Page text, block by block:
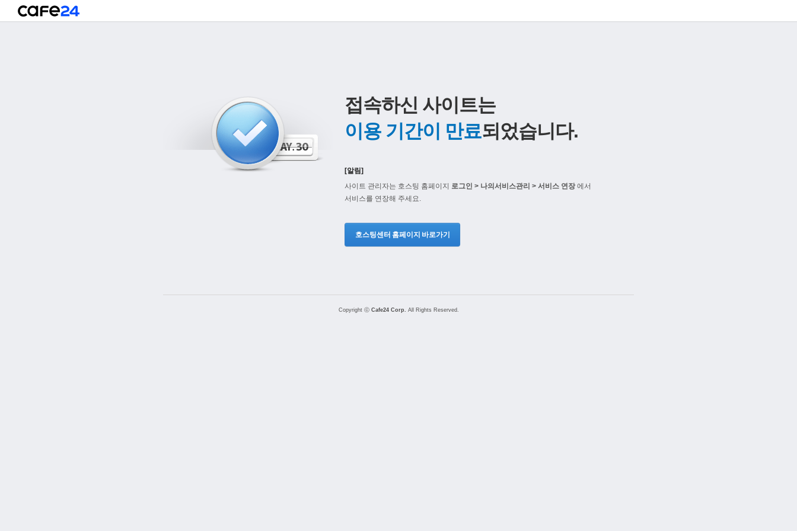
접속하신 사이트는
이용 기간이 만료되었습니다.
[알림]
사이트 관리자는 호스팅 홈페이지 로그인 > 나의서비스관리 > 서비스 연장에서
서비스를 연장해 주세요.
호스팅센터 홈페이지 바로가기
Copyright ⓒ Cafe24 Corp. All Rights Reserved.